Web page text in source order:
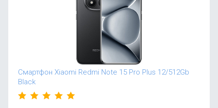
Смартфон Xiaomi Redmi Note 15 Pro Plus 12/512Gb
Black